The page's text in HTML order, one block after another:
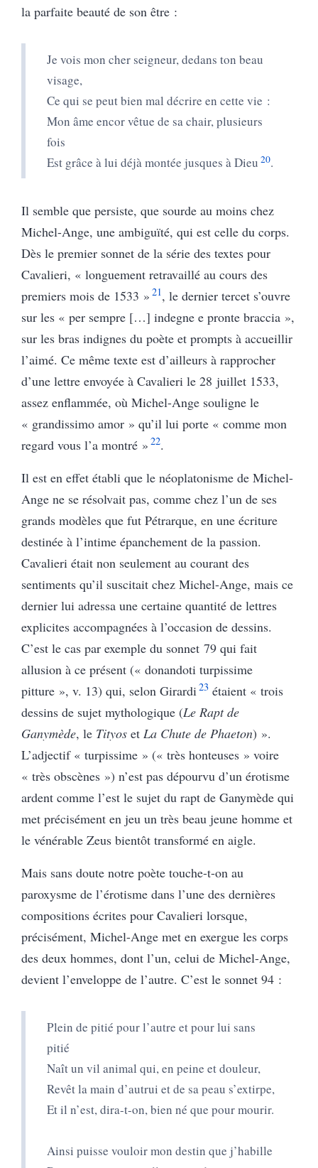
la parfaite beauté de son être :
Je vois mon cher seigneur, dedans ton beau
visage,
Ce qui se peut bien mal décrire en cette vie :
Mon âme encor vêtue de sa chair, plusieurs
fois
Est grâce à lui déjà montée jusques à Dieu 20.
Il semble que persiste, que sourde au moins chez
Michel-Ange, une ambiguïté, qui est celle du corps.
Dès le premier sonnet de la série des textes pour
Cavalieri, « longuement retravaillé au cours des
premiers mois de 1533 » 21, le dernier tercet s’ouvre
sur les « per sempre […] indegne e pronte braccia »,
sur les bras indignes du poète et prompts à accueillir
l’aimé. Ce même texte est d’ailleurs à rapprocher
d’une lettre envoyée à Cavalieri le 28 juillet 1533,
assez enflammée, où Michel-Ange souligne le
« grandissimo amor » qu’il lui porte « comme mon
regard vous l’a montré » 22.
Il est en effet établi que le néoplatonisme de Michel-
Ange ne se résolvait pas, comme chez l’un de ses
grands modèles que fut Pétrarque, en une écriture
destinée à l’intime épanchement de la passion.
Cavalieri était non seulement au courant des
sentiments qu’il suscitait chez Michel-Ange, mais ce
dernier lui adressa une certaine quantité de lettres
explicites accompagnées à l’occasion de dessins.
C’est le cas par exemple du sonnet 79 qui fait
allusion à ce présent (« donandoti turpissime
pitture », v. 13) qui, selon Girardi23étaient « trois
dessins de sujet mythologique (Le Rapt de
Ganymède, le Tityos et La Chute de Phaeton) ».
L’adjectif « turpissime » (« très honteuses » voire
« très obscènes ») n’est pas dépourvu d’un érotisme
ardent comme l’est le sujet du rapt de Ganymède qui
met précisément en jeu un très beau jeune homme et
le vénérable Zeus bientôt transformé en aigle.
Mais sans doute notre poète touche-t-on au
paroxysme de l’érotisme dans l’une des dernières
compositions écrites pour Cavalieri lorsque,
précisément, Michel-Ange met en exergue les corps
des deux hommes, dont l’un, celui de Michel-Ange,
devient l’enveloppe de l’autre. C’est le sonnet 94 :
Plein de pitié pour l’autre et pour lui sans
pitié
Naît un vil animal qui, en peine et douleur,
Revêt la main d’autrui et de sa peau s’extirpe,
Et il n’est, dira-t-on, bien né que pour mourir.
Ainsi puisse vouloir mon destin que j’habille